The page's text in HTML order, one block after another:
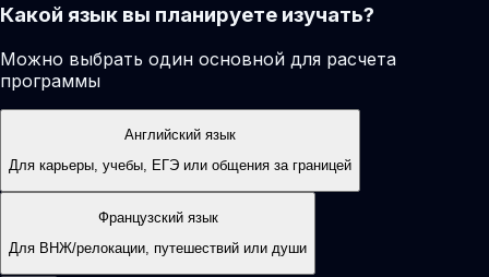
Какой язык вы планируете изучать?
Можно выбрать один основной для расчета
программы
Английский язык
Для карьеры, учебы, ЕГЭ или общения за границей
Французский язык
Для ВНЖ/релокации, путешествий или души